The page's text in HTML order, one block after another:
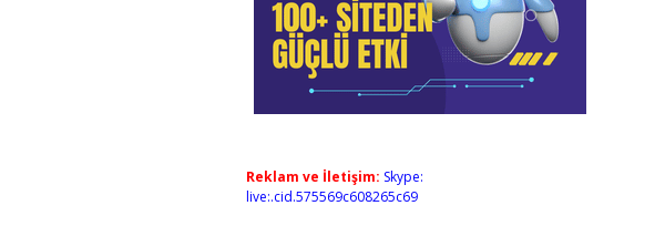
Reklam ve İletişim: Skype:
live:.cid.575569c608265c69